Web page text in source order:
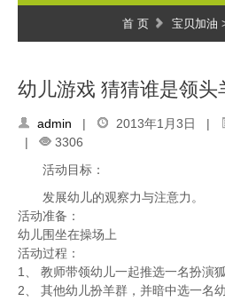
首 页 宝贝加油
幼儿游戏 猜猜谁是领头
admin | 2013年1月3日 |
|
3306
活动目标：
发展幼儿的观察力与注意力。
活动准备：
幼儿围坐在操场上
活动过程：
1、 教师带领幼儿一起推选一名扮演
2、 其他幼儿扮羊群，并暗中选一名